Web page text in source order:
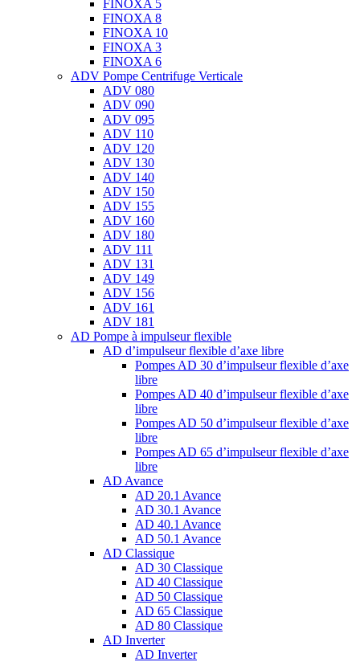
FINOXA 5
FINOXA 8
FINOXA 10
FINOXA 3
FINOXA 6
ADV Pompe Centrifuge Verticale
ADV 080
ADV 090
ADV 095
ADV 110
ADV 120
ADV 130
ADV 140
ADV 150
ADV 155
ADV 160
ADV 180
ADV 111
ADV 131
ADV 149
ADV 156
ADV 161
ADV 181
AD Pompe à impulseur flexible
AD d’impulseur flexible d’axe libre
Pompes AD 30 d’impulseur flexible d’axe
libre
Pompes AD 40 d’impulseur flexible d’axe
libre
Pompes AD 50 d’impulseur flexible d’axe
libre
Pompes AD 65 d’impulseur flexible d’axe
libre
AD Avance
AD 20.1 Avance
AD 30.1 Avance
AD 40.1 Avance
AD 50.1 Avance
AD Classique
AD 30 Classique
AD 40 Classique
AD 50 Classique
AD 65 Classique
AD 80 Classique
AD Inverter
AD Inverter